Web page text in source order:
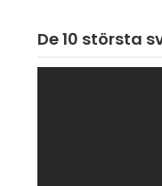
De 10 största